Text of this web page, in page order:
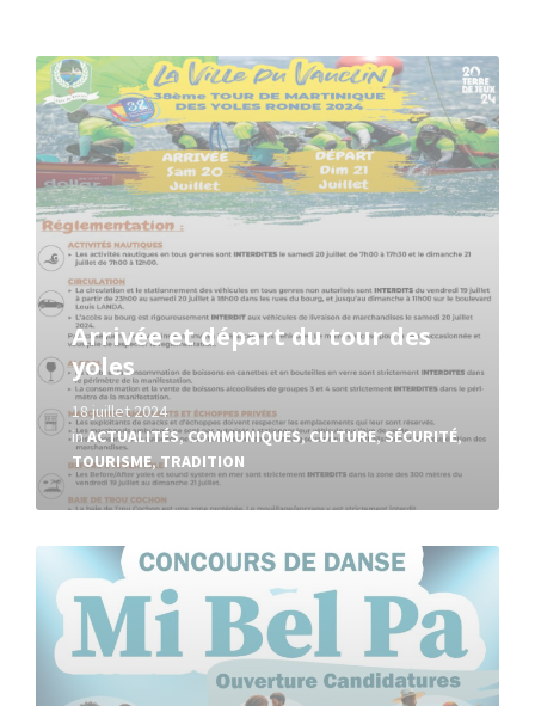
Arrivée et départ du tour des
yoles
18 juillet 2024
inACTUALITÉS,COMMUNIQUES,CULTURE,SÉCURITÉ,
TOURISME,TRADITION
Read
More
Read
More